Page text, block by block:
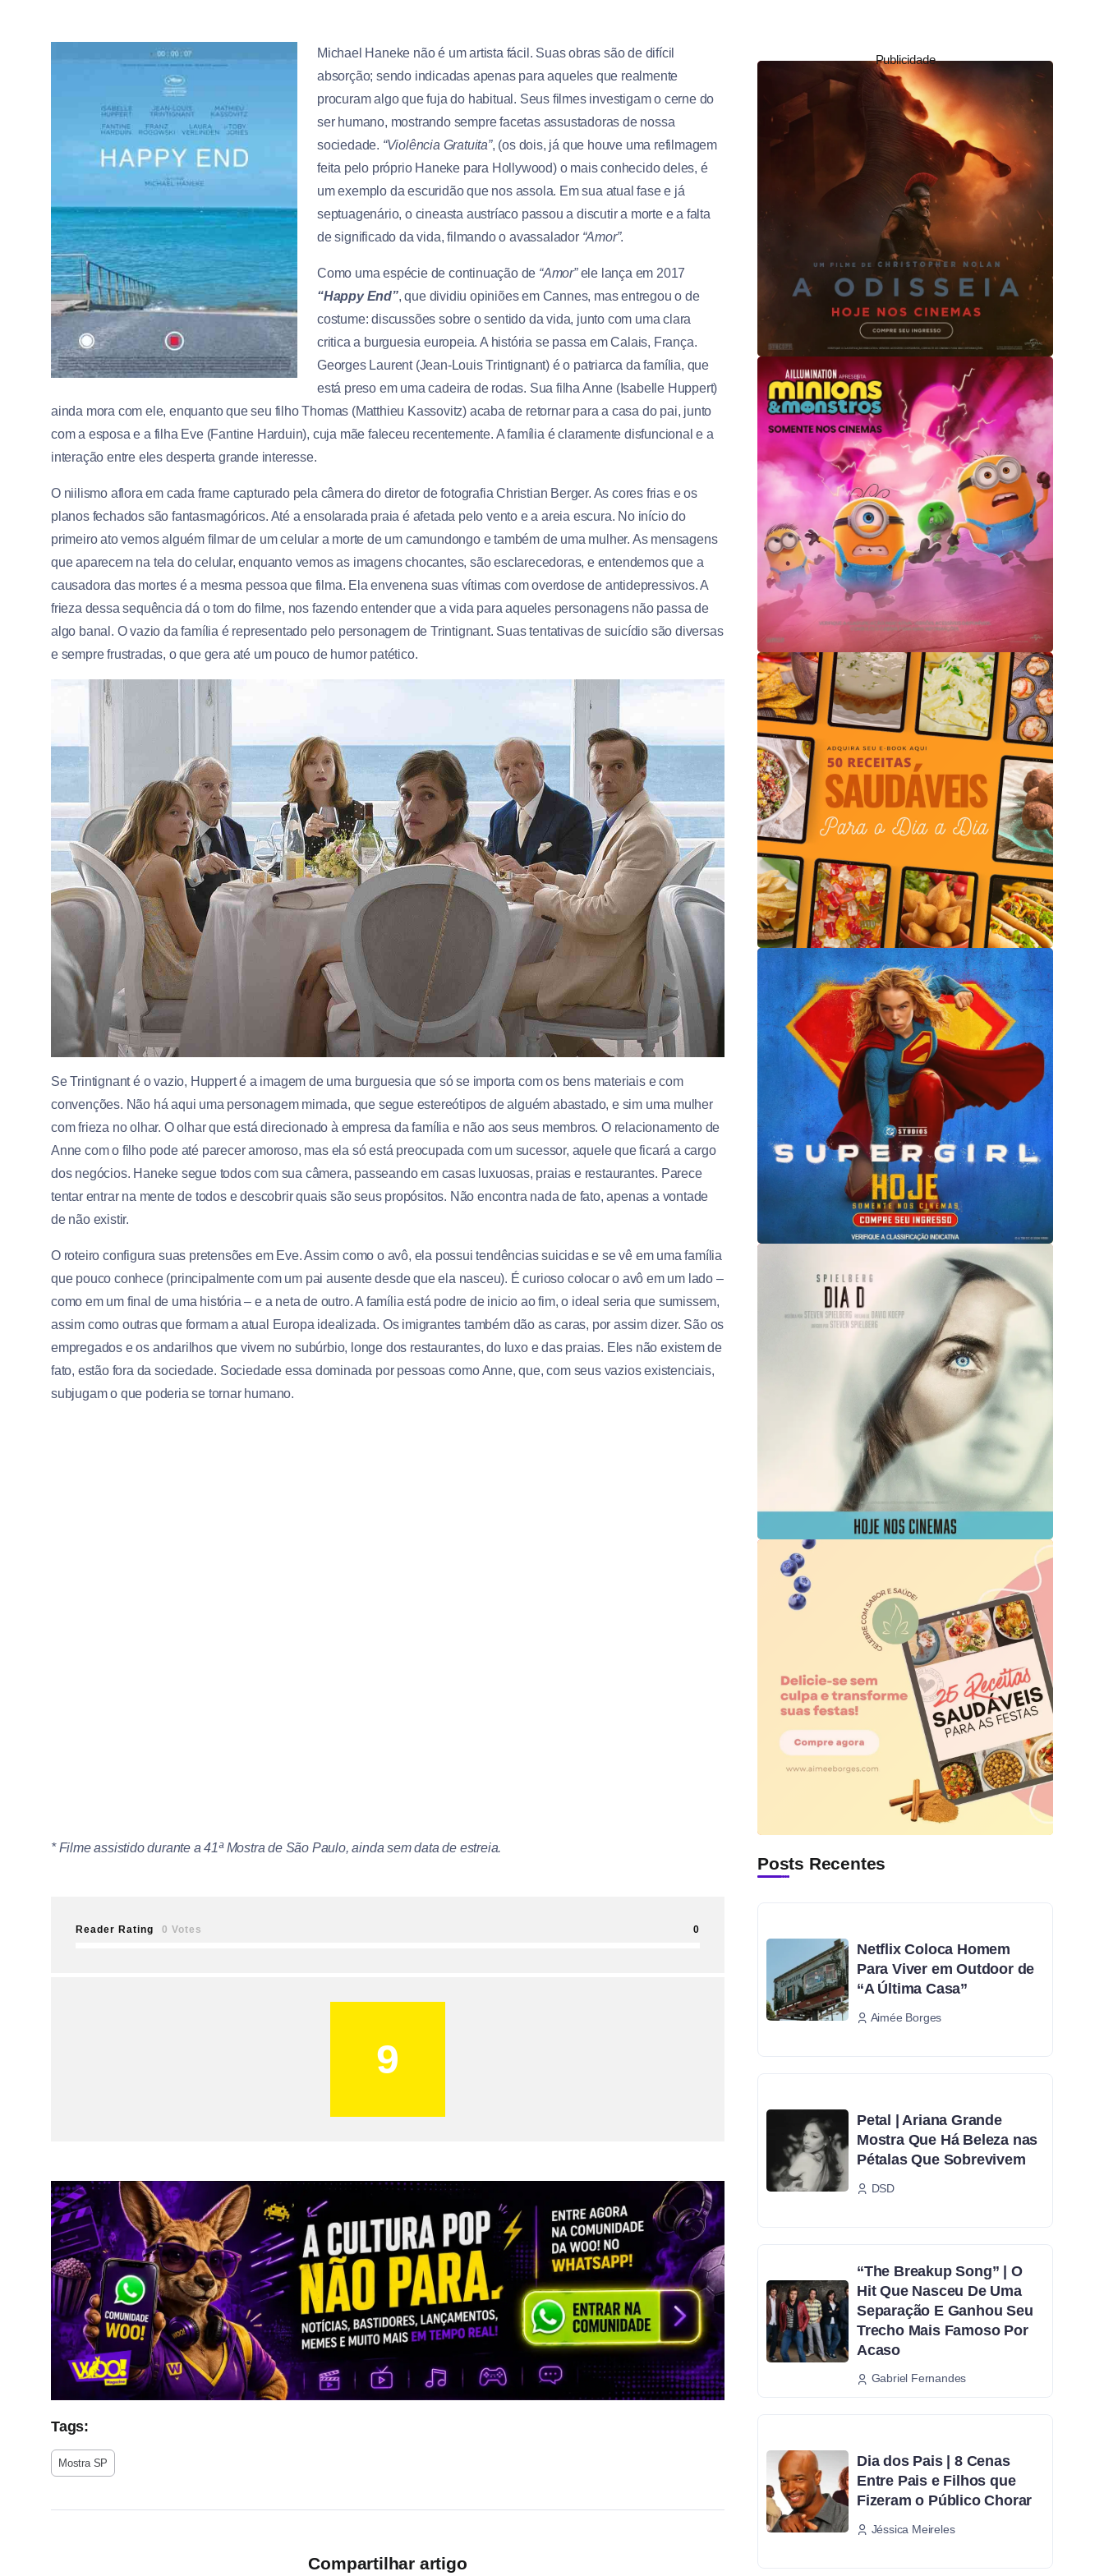
Michael Haneke não é um artista fácil. Suas obras são de difícil
absorção; sendo indicadas apenas para aqueles que realmente
procuram algo que fuja do habitual. Seus filmes investigam o cerne do
ser humano, mostrando sempre facetas assustadoras de nossa
sociedade. “Violência Gratuita”, (os dois, já que houve uma refilmagem
feita pelo próprio Haneke para Hollywood) o mais conhecido deles, é
um exemplo da escuridão que nos assola. Em sua atual fase e já
septuagenário, o cineasta austríaco passou a discutir a morte e a falta
de significado da vida, filmando o avassalador “Amor”.
Como uma espécie de continuação de “Amor”ele lança em 2017
“Happy End”, que dividiu opiniões em Cannes, mas entregou o de
costume: discussões sobre o sentido da vida, junto com uma clara
critica a burguesia europeia. A história se passa em Calais, França.
Georges Laurent (Jean-Louis Trintignant) é o patriarca da família, que
está preso em uma cadeira de rodas. Sua filha Anne (Isabelle Huppert)
ainda mora com ele, enquanto que seu filho Thomas (Matthieu Kassovitz) acaba de retornar para a casa do pai, junto
com a esposa e a filha Eve (Fantine Harduin), cuja mãe faleceu recentemente. A família é claramente disfuncional e a
interação entre eles desperta grande interesse.
O niilismo aflora em cada frame capturado pela câmera do diretor de fotografia Christian Berger. As cores frias e os
planos fechados são fantasmagóricos. Até a ensolarada praia é afetada pelo vento e a areia escura. No início do
primeiro ato vemos alguém filmar de um celular a morte de um camundongo e também de uma mulher. As mensagens
que aparecem na tela do celular, enquanto vemos as imagens chocantes, são esclarecedoras, e entendemos que a
causadora das mortes é a mesma pessoa que filma. Ela envenena suas vítimas com overdose de antidepressivos. A
frieza dessa sequência dá o tom do filme, nos fazendo entender que a vida para aqueles personagens não passa de
algo banal. O vazio da família é representado pelo personagem de Trintignant. Suas tentativas de suicídio são diversas
e sempre frustradas, o que gera até um pouco de humor patético.
Se Trintignant é o vazio, Huppert é a imagem de uma burguesia que só se importa com os bens materiais e com
convenções. Não há aqui uma personagem mimada, que segue estereótipos de alguém abastado, e sim uma mulher
com frieza no olhar. O olhar que está direcionado à empresa da família e não aos seus membros. O relacionamento de
Anne com o filho pode até parecer amoroso, mas ela só está preocupada com um sucessor, aquele que ficará a cargo
dos negócios. Haneke segue todos com sua câmera, passeando em casas luxuosas, praias e restaurantes. Parece
tentar entrar na mente de todos e descobrir quais são seus propósitos. Não encontra nada de fato, apenas a vontade
de não existir.
O roteiro configura suas pretensões em Eve. Assim como o avô, ela possui tendências suicidas e se vê em uma família
que pouco conhece (principalmente com um pai ausente desde que ela nasceu). É curioso colocar o avô em um lado –
como em um final de uma história – e a neta de outro. A família está podre de inicio ao fim, o ideal seria que sumissem,
assim como outras que formam a atual Europa idealizada. Os imigrantes também dão as caras, por assim dizer. São os
empregados e os andarilhos que vivem no subúrbio, longe dos restaurantes, do luxo e das praias. Eles não existem de
fato, estão fora da sociedade. Sociedade essa dominada por pessoas como Anne, que, com seus vazios existenciais,
subjugam o que poderia se tornar humano.
* Filme assistido durante a 41ª Mostra de São Paulo, ainda sem data de estreia.
Reader Rating 0 Votes 0
9
Tags:
Mostra SP
Compartilhar artigo
Publicidade
Posts Recentes
Netflix Coloca Homem
Para Viver em Outdoor de
“A Última Casa”
Aimée Borges
Petal | Ariana Grande
Mostra Que Há Beleza nas
Pétalas Que Sobrevivem
DSD
“The Breakup Song” | O
Hit Que Nasceu De Uma
Separação E Ganhou Seu
Trecho Mais Famoso Por
Acaso
Gabriel Fernandes
Dia dos Pais | 8 Cenas
Entre Pais e Filhos que
Fizeram o Público Chorar
Jéssica Meireles